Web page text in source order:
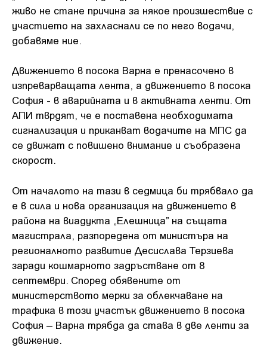
живо не стане причина за някое произшествие с
участието на захласнали се по него водачи,
добавяме ние.
Движението в посока Варна е пренасочено в
изпреварващата лента, а движението в посока
София - в аварийната и в активната ленти. От
АПИ тврдят, че е поставена необходимата
сигнализация и приканват водачите на МПС да
се движат с повишено внимание и съобразена
скорост.
От началото на тази в седмица би трябвало да
е в сила и нова организация на движението в
района на виадукта „Елешница” на същата
магистрала, разпоредена от министъра на
регионалното развитие Десислава Терзиева
заради кошмарното задръстване от 8
септември. Според обявените от
министерството мерки за облекчаване на
трафика в този участък движението в посока
София – Варна трябда да става в две ленти за
движение.